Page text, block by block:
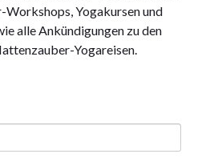
Yogakursen und
alle Ankündigungen zu den
Yogareisen.